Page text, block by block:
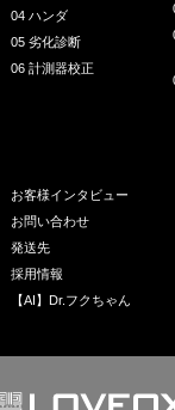
発送先
04 ハンダ
05 劣化診断
06 計測器校正
お客様インタビュー
お問い合わせ
発送先
採用情報
【AI】Dr.フクちゃん